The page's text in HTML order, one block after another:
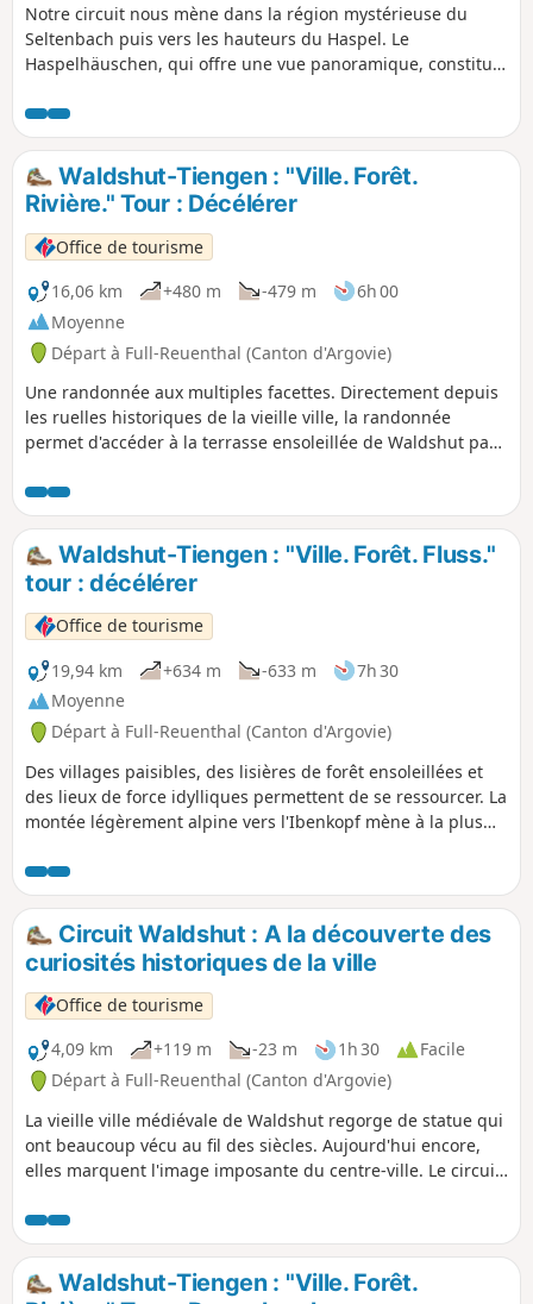
Notre circuit nous mène dans la région mystérieuse du
Seltenbach puis vers les hauteurs du Haspel. Le
Haspelhäuschen, qui offre une vue panoramique, constitue
Waldshut-Tiengen : "Ville. Forêt.
Rivière." Tour : Décélérer
Office de tourisme
16,06 km
+480 m -479 m
6h 00
Moyenne
Départ à Full-Reuenthal (Canton d'Argovie)
Une randonnée aux multiples facettes. Directement depuis
les ruelles historiques de la vieille ville, la randonnée
permet d'accéder à la terrasse ensoleillée de Waldshut par
clairsemées. Les vues lointaines sur la vallée du Rhin ne
caractérisent pas seulement la première partie de la
randonnée. Les champs, les prairies et les cultures
permettent de se ressourcer entre les jolis petits villages et
de trouver le calme autour des nombreuses chapelles dans
les quartiers. Les sentiers s'élargissent à nouveau et les
randonneurs passent de la tranquillité de la forêt à l'activité
urbaine.
Waldshut-Tiengen : "Ville. Forêt. Fluss."
tour : décélérer
Office de tourisme
19,94 km
+634 m -633 m
7h 30
Moyenne
Départ à Full-Reuenthal (Canton d'Argovie)
Des villages paisibles, des lisières de forêt ensoleillées et
des lieux de force idylliques permettent de se ressourcer. La
montée légèrement alpine vers l'Ibenkopf mène à la plus
Des points de vue tels que le Pfannenstiel et la chapelle
d'Oberalpfen invitent à regarder au loin jusqu'aux
contreforts des Alpes suisses, au Hotzenwald et à la Haute
Forêt-Noire. Ralentir en prenant un bain de forêt - les
amoureux de la nature vont adorer cette randonnée.
Circuit Waldshut : A la découverte des
curiosités historiques de la ville
Office de tourisme
4,09 km
+119 m -23 m 1h 30
Facile
Départ à Full-Reuenthal (Canton d'Argovie)
La vieille ville médiévale de Waldshut regorge de statue qui
ont beaucoup vécu au fil des siècles. Aujourd'hui encore,
elles marquent l'image imposante du centre-ville. Le circuit
et les bâtiments historiques.
Waldshut-Tiengen : "Ville. Forêt.